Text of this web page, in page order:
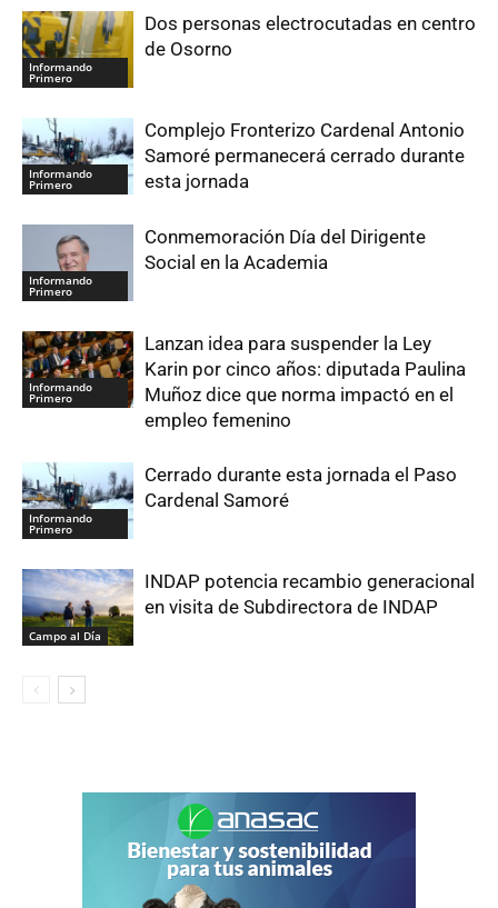
Informando
Primero
Dos personas electrocutadas en centro
de Osorno
Informando
Primero
Complejo Fronterizo Cardenal Antonio
Samoré permanecerá cerrado durante
esta jornada
Informando
Primero
Conmemoración Día del Dirigente
Social en la Academia
Informando
Primero
Lanzan idea para suspender la Ley
Karin por cinco años: diputada Paulina
Muñoz dice que norma impactó en el
empleo femenino
Informando
Primero
Cerrado durante esta jornada el Paso
Cardenal Samoré
Campo al Día
INDAP potencia recambio generacional
en visita de Subdirectora de INDAP